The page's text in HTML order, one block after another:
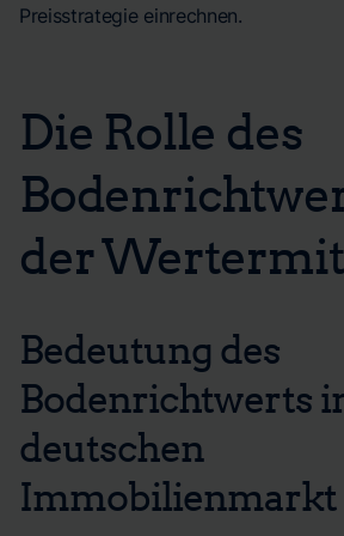
Preisstrategie einrechnen.
Die Rolle des
der
Bedeutung des
Bodenrichtwerts
deutschen
Immobilienmarkt